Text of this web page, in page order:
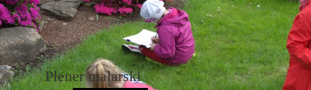
Plener malarski